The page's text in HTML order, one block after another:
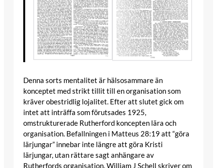
Denna sorts mentalitet är hälsosammare än
konceptet med strikt tillit till en organisation som
kräver obestridlig lojalitet. Efter att slutet gick om
intet att inträffa som förutsades 1925,
omstrukturerade Rutherford koncepten lära och
organisation. Befallningen i Matteus 28:19 att “göra
lärjungar” innebar inte längre att göra Kristi
lärjungar, utan rättare sagt anhängare av
Rutherfords organisation. William J Schell skriver om